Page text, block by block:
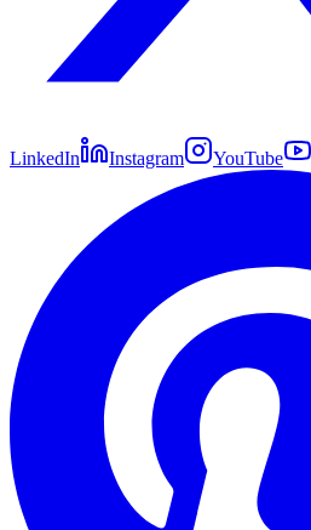
LinkedIn Instagram YouTube